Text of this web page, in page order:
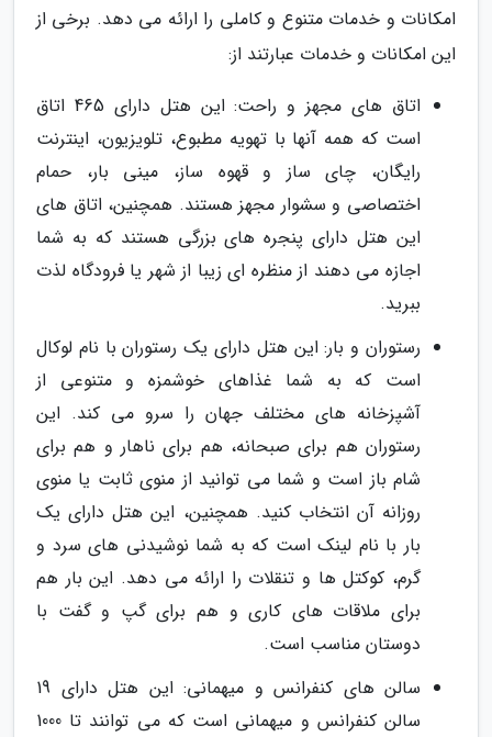
امکانات و خدمات متنوع و کاملی را ارائه می دهد. برخی از
این امکانات و خدمات عبارتند از:
اتاق های مجهز و راحت: این هتل دارای 465 اتاق
است که همه آنها با تهویه مطبوع، تلویزیون، اینترنت
رایگان، چای ساز و قهوه ساز، مینی بار، حمام
اختصاصی و سشوار مجهز هستند. همچنین، اتاق های
این هتل دارای پنجره های بزرگی هستند که به شما
اجازه می دهند از منظره ای زیبا از شهر یا فرودگاه لذت
ببرید.
رستوران و بار: این هتل دارای یک رستوران با نام لوکال
است که به شما غذاهای خوشمزه و متنوعی از
آشپزخانه های مختلف جهان را سرو می کند. این
رستوران هم برای صبحانه، هم برای ناهار و هم برای
شام باز است و شما می توانید از منوی ثابت یا منوی
روزانه آن انتخاب کنید. همچنین، این هتل دارای یک
بار با نام لینک است که به شما نوشیدنی های سرد و
گرم، کوکتل ها و تنقلات را ارائه می دهد. این بار هم
برای ملاقات های کاری و هم برای گپ و گفت با
دوستان مناسب است.
سالن های کنفرانس و میهمانی: این هتل دارای 19
سالن کنفرانس و میهمانی است که می توانند تا 1000